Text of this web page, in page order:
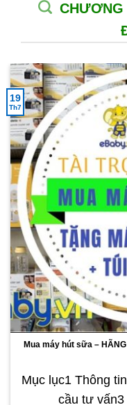
CHƯƠNG
Mua máy hút sữa –
Mục lục1 Thông
cầu tư vấn3
19
Th7